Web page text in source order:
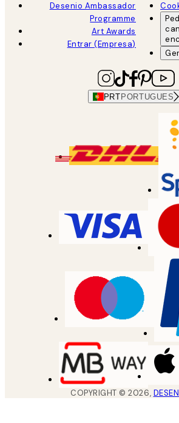
Desenio Ambassador
Programme
Art Awards
Entrar (Empresa)
PRT PORTUGUES
COPYRIGHT ©2026,